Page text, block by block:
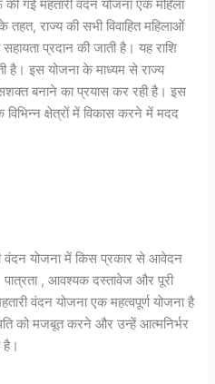
गई महतारी वंदन योजना एक महिला
राज्य की सभी विवाहित महिलाओं
प्रदान की जाती है। यह राशि
है। इस योजना के माध्यम से राज्य
बनाने का प्रयास कर रही है। इस
क्षेत्रों में विकास करने में मदद
वंदन योजना में किस प्रकार से आवेदन
, आवश्यक दस्तावेज और पूरी
वंदन योजना एक महत्वपूर्ण योजना है
को मजबूत करने और उन्हें आत्मनिर्भर
है।